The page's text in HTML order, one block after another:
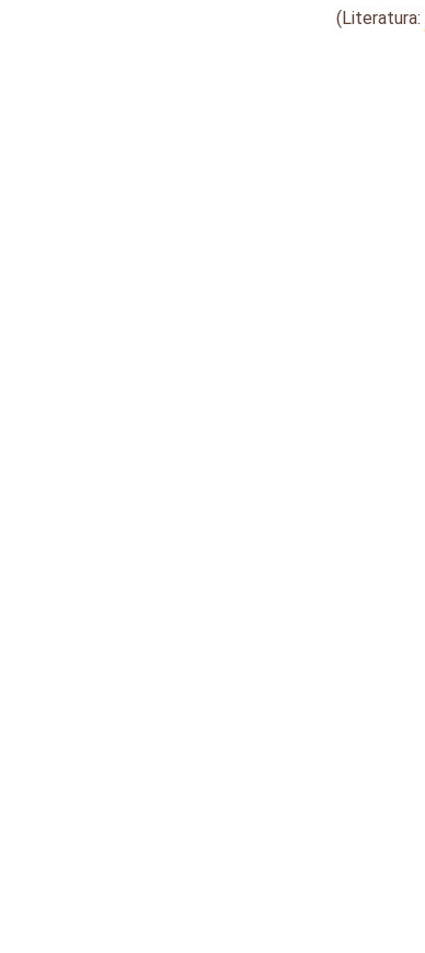
(Literatura: